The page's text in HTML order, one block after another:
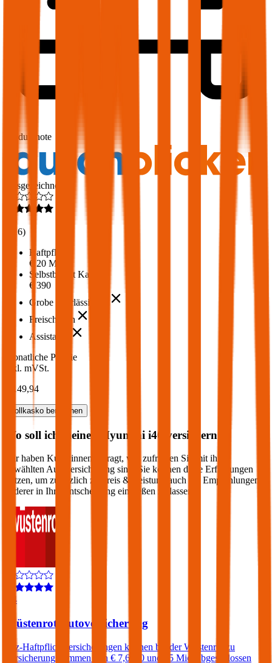
Produktnote
Ausgezeichnet
216)
Haftpflicht
€ 20 Mio.
Selbstbehalt Kasko
€ 390
Grobe Fahrlässigkeit
Freischaden
Assistance
Monatliche Prämie
inkl. mVSt.
€ 149,94
Vollkasko berechnen
Wo soll ich meinen Hyundai i40 versichern?
Wir haben Kund:innen befragt, wie zufrieden Sie mit ihrer
gewählten Autoversicherung sind. Sie können diese Erfahrungen
nutzen, um zusätzlich zu Preis & Leistung auch die Empfehlungen
anderer in Ihre Entscheidung einfließen zu lassen:
4,4
Wüstenrot Autoversicherung
Kfz-Haftpflichtversicherungen können bei der Wüstenrot zu
Versicherungssummen von € 7,6, 10 und 15 Mio. abgeschlossen